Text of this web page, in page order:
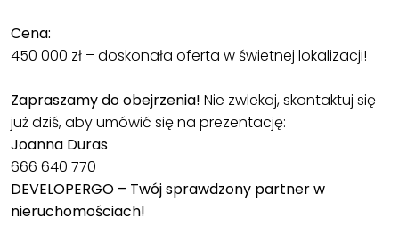
Cena:
450 000 zł – doskonała oferta w świetnej lokalizacji!
Zapraszamy do obejrzenia! Nie zwlekaj, skontaktuj się
już dziś, aby umówić się na prezentację:
Joanna Duras
666 640 770
DEVELOPERGO – Twój sprawdzony partner w
nieruchomościach!